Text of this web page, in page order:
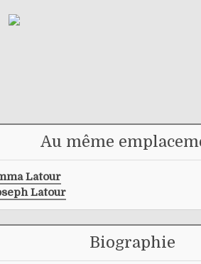
Au même
Latour
Latour
Biographie